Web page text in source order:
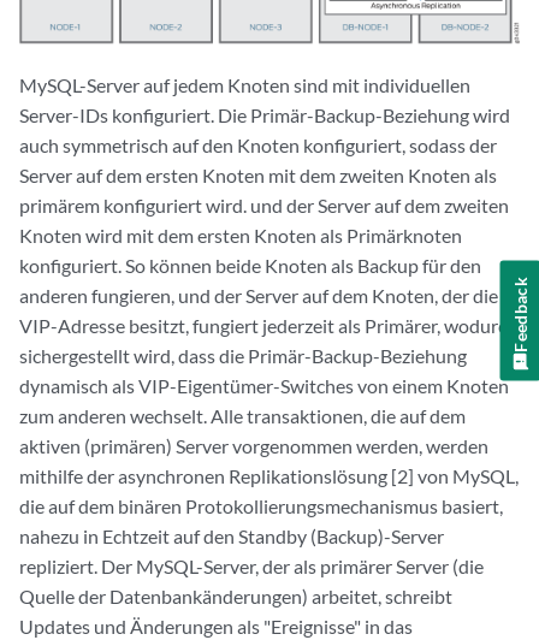
MySQL-Server auf jedem Knoten sind mit individuellen
Server-IDs konfiguriert. Die Primär-Backup-Beziehung wird
auch symmetrisch auf den Knoten konfiguriert, sodass der
Server auf dem ersten Knoten mit dem zweiten Knoten als
primärem konfiguriert wird. und der Server auf dem zweiten
Knoten wird mit dem ersten Knoten als Primärknoten
konfiguriert. So können beide Knoten als Backup für den
anderen fungieren, und der Server auf dem Knoten, der die
VIP-Adresse besitzt, fungiert jederzeit als Primärer, wodurch
sichergestellt wird, dass die Primär-Backup-Beziehung
dynamisch als VIP-Eigentümer-Switches von einem Knoten
zum anderen wechselt. Alle transaktionen, die auf dem
aktiven (primären) Server vorgenommen werden, werden
mithilfe der asynchronen Replikationslösung [2] von MySQL,
die auf dem binären Protokollierungsmechanismus basiert,
nahezu in Echtzeit auf den Standby (Backup)-Server
repliziert. Der MySQL-Server, der als primärer Server (die
Quelle der Datenbankänderungen) arbeitet, schreibt
Updates und Änderungen als "Ereignisse" in das
Feedback